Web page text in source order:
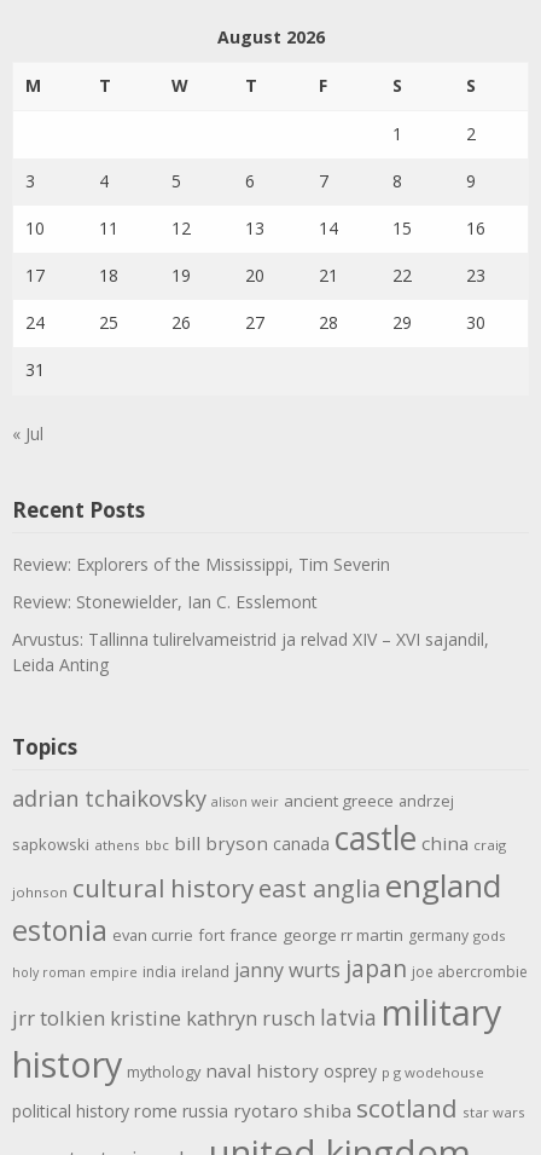
August 2026
M T W T F S S
1 2
3 4 5 6 7 8 9
10 11 12 13 14 15 16
17 18 19 20 21 22 23
24 25 26 27 28 29 30
31
« Jul
Recent Posts
Review: Explorers of the Mississippi, Tim Severin
Review: Stonewielder, Ian C. Esslemont
Arvustus: Tallinna tulirelvameistrid ja relvad XIV – XVI sajandil,
Leida Anting
Topics
adrian tchaikovsky alison weir ancient greece andrzej
sapkowski athens bbc bill bryson canada castle china craig
johnson cultural historyeast anglia england
estonia evan currie fort france george rr martin germany gods
holy roman empire india ireland janny wurts japan joe abercrombie
jrr tolkien kristine kathryn rusch latvia military
history mythology naval history osprey p g wodehouse
political history rome russia ryotaro shiba scotland star wars